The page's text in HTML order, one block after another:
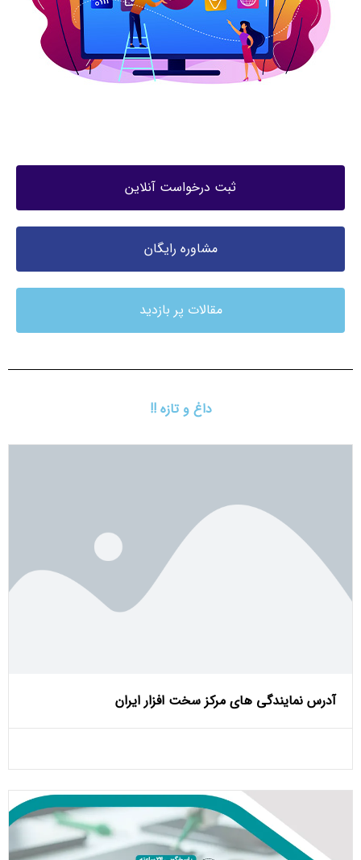
ثبت درخواست آنلاین
مشاوره رایگان
مقالات پر بازدید
داغ و تازه !!
آدرس نمایندگی های مرکز سخت افزار ایران